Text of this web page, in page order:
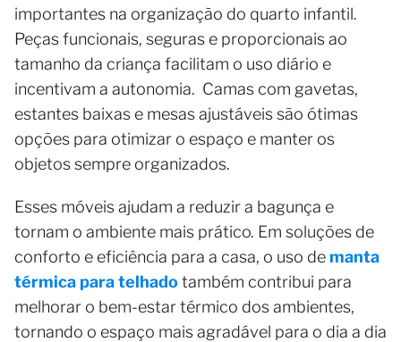
importantes na organização do quarto infantil.
Peças funcionais, seguras e proporcionais ao
tamanho da criança facilitam o uso diário e
incentivam a autonomia. Camas com gavetas,
estantes baixas e mesas ajustáveis são ótimas
opções para otimizar o espaço e manter os
objetos sempre organizados.
Esses móveis ajudam a reduzir a bagunça e
tornam o ambiente mais prático. Em soluções de
conforto e eficiência para a casa, o uso de manta
térmica para telhadotambém contribui para
melhorar o bem-estar térmico dos ambientes,
tornando o espaço mais agradável para o dia a dia